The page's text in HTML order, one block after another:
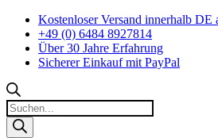
Zum
Inhalt
springen
Kostenloser Versand innerhalb DE
+49 (0) 6484 8927814
Über 30 Jahre Erfahrung
Sicherer Einkauf mit PayPal
Products
search